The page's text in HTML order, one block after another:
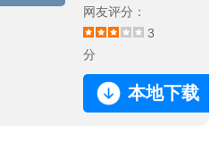
网友评分：
3
分
本地下载